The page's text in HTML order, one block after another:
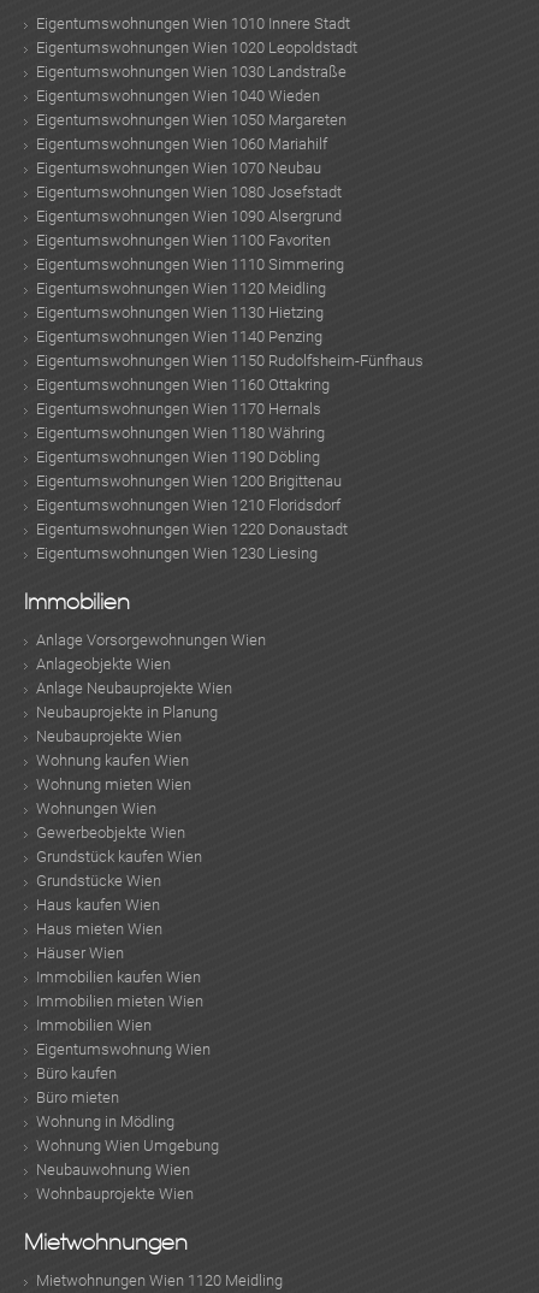
Eigentumswohnungen Wien 1010 Innere Stadt
Eigentumswohnungen Wien 1020 Leopoldstadt
Eigentumswohnungen Wien 1030 Landstraße
Eigentumswohnungen Wien 1040 Wieden
Eigentumswohnungen Wien 1050 Margareten
Eigentumswohnungen Wien 1060 Mariahilf
Eigentumswohnungen Wien 1070 Neubau
Eigentumswohnungen Wien 1080 Josefstadt
Eigentumswohnungen Wien 1090 Alsergrund
Eigentumswohnungen Wien 1100 Favoriten
Eigentumswohnungen Wien 1110 Simmering
Eigentumswohnungen Wien 1120 Meidling
Eigentumswohnungen Wien 1130 Hietzing
Eigentumswohnungen Wien 1140 Penzing
Eigentumswohnungen Wien 1150 Rudolfsheim-Fünfhaus
Eigentumswohnungen Wien 1160 Ottakring
Eigentumswohnungen Wien 1170 Hernals
Eigentumswohnungen Wien 1180 Währing
Eigentumswohnungen Wien 1190 Döbling
Eigentumswohnungen Wien 1200 Brigittenau
Eigentumswohnungen Wien 1210 Floridsdorf
Eigentumswohnungen Wien 1220 Donaustadt
Eigentumswohnungen Wien 1230 Liesing
Immobilien
Anlage Vorsorgewohnungen Wien
Anlageobjekte Wien
Anlage Neubauprojekte Wien
Neubauprojekte in Planung
Neubauprojekte Wien
Wohnung kaufen Wien
Wohnung mieten Wien
Wohnungen Wien
Gewerbeobjekte Wien
Grundstück kaufen Wien
Grundstücke Wien
Haus kaufen Wien
Haus mieten Wien
Häuser Wien
Immobilien kaufen Wien
Immobilien mieten Wien
Immobilien Wien
Eigentumswohnung Wien
Büro kaufen
Büro mieten
Wohnung in Mödling
Wohnung Wien Umgebung
Neubauwohnung Wien
Wohnbauprojekte Wien
Mietwohnungen
Mietwohnungen Wien 1120 Meidling